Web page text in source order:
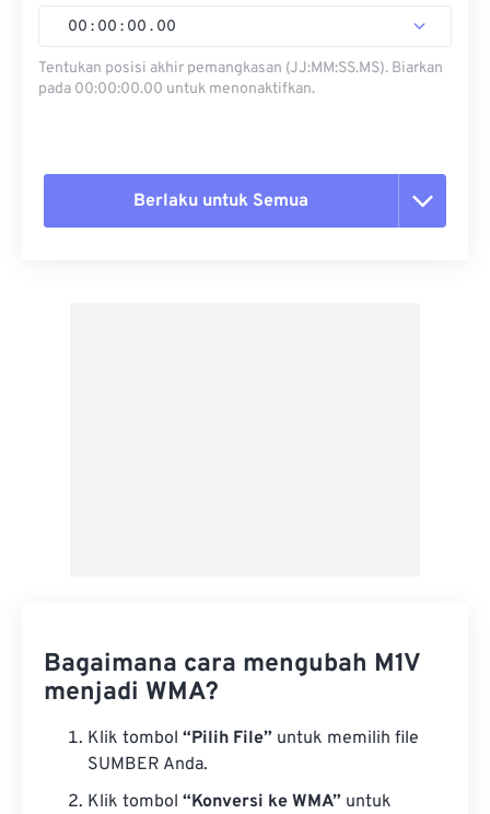
00 : 00 : 00 . 00
Tentukan posisi akhir pemangkasan (JJ:MM:SS.MS). Biarkan
pada 00:00:00.00 untuk menonaktifkan.
Berlaku untuk Semua
Bagaimana cara mengubah M1V
menjadi WMA?
Klik tombol “Pilih File” untuk memilih file
SUMBER Anda.
Klik tombol “Konversi ke WMA” untuk